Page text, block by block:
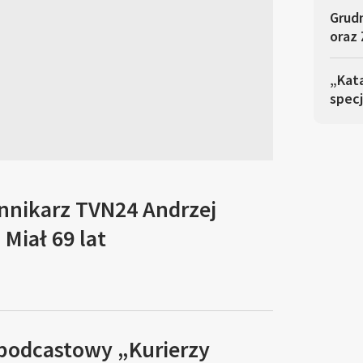
TVN24 Andrzej
69 lat
„Kurierzy
oraz